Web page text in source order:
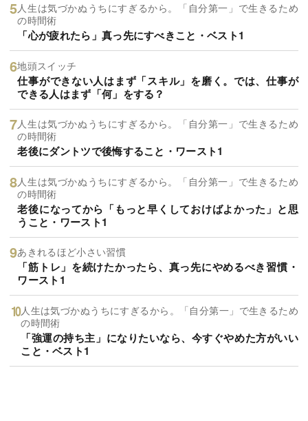
人生は気づかぬうちにすぎるから。「自分第一」で生きるため
の時間術
「心が疲れたら」真っ先にすべきこと・ベスト1
地頭スイッチ
仕事ができない人はまず「スキル」を磨く。では、仕事が
できる人はまず「何」をする？
人生は気づかぬうちにすぎるから。「自分第一」で生きるため
の時間術
老後にダントツで後悔すること・ワースト1
人生は気づかぬうちにすぎるから。「自分第一」で生きるため
の時間術
老後になってから「もっと早くしておけばよかった」と思
うこと・ワースト1
あきれるほど小さい習慣
「筋トレ」を続けたかったら、真っ先にやめるべき習慣・
ワースト1
人生は気づかぬうちにすぎるから。「自分第一」で生きるため
の時間術
「強運の持ち主」になりたいなら、今すぐやめた方がいい
こと・ベスト1